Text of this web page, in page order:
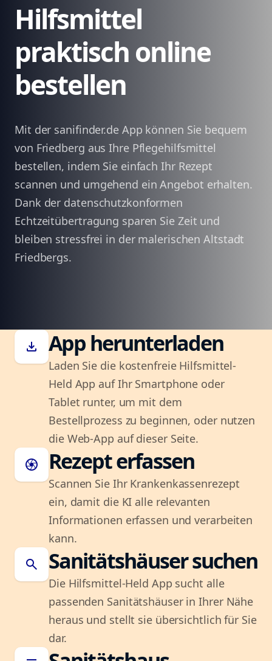
Hilfsmittel
praktisch online
bestellen
Mit der sanifinder.de App können Sie bequem
von Friedberg aus Ihre Pflegehilfsmittel
bestellen, indem Sie einfach Ihr Rezept
scannen und umgehend ein Angebot erhalten.
Dank der datenschutzkonformen
Echtzeitübertragung sparen Sie Zeit und
bleiben stressfrei in der malerischen Altstadt
Friedbergs.
download App herunterladen
Laden Sie die kostenfreie Hilfsmittel-
Held App auf Ihr Smartphone oder
Tablet runter, um mit dem
Bestellprozess zu beginnen, oder nutzen
die Web-App auf dieser Seite.
camera Rezept erfassen
Scannen Sie Ihr Krankenkassenrezept
ein, damit die KI alle relevanten
Informationen erfassen und verarbeiten
kann.
search Sanitätshäuser suchen
Die Hilfsmittel-Held App sucht alle
passenden Sanitätshäuser in Ihrer Nähe
heraus und stellt sie übersichtlich für Sie
dar.